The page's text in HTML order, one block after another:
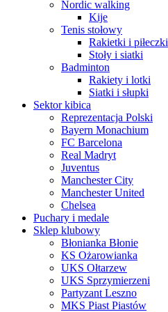
Nordic walking
Kije
Tenis stołowy
Rakietki i piłeczki
Stoły i siatki
Badminton
Rakiety i lotki
Siatki i słupki
Sektor kibica
Reprezentacja Polski
Bayern Monachium
FC Barcelona
Real Madryt
Juventus
Manchester City
Manchester United
Chelsea
Puchary i medale
Sklep klubowy
Błonianka Błonie
KS Ożarowianka
UKS Ołtarzew
UKS Sprzymierzeni
Partyzant Leszno
MKS Piast Piastów